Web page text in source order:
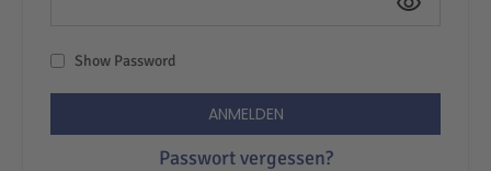
Show Password
ANMELDEN
Passwort vergessen?